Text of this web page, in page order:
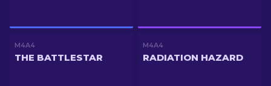
M4A4
THE BATTLESTAR
M4A4
RADIATION HAZARD